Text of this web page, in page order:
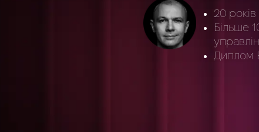
20 років
Більше
Диплом